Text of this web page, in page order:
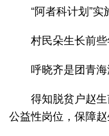
“阿者科计划”
村民朵生长前
呼晓齐是团青
得知脱贫户赵
公益性岗位，保障赵